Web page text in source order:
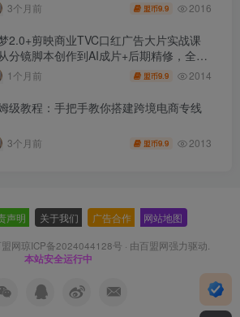
3个月前 盟币9.9 2016
2.0+剪映商业TVC口红广告大片实战课
分镜脚本创作到AI成片+后期精修，全流
造品牌级产品广告
1个月前 盟币9.9 2014
级教程：手把手教你搭建跨境电商专线
3个月前 盟币9.9 2013
声明 关于我们 广告合作 网站地图
盟网琼ICP备2024044128号 · 由百盟网强力驱动.
本站安全运行中